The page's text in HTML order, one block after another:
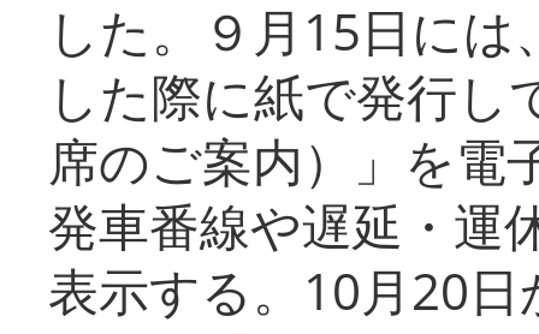
した。９月15日に
した際に紙で発行し
席のご案内）」を電
発車番線や遅延・運
表示する。10月20